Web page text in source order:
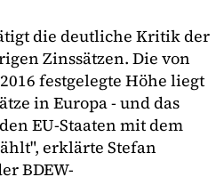
die deutliche Kritik der
Zinssätzen. Die von
festgelegte Höhe liegt
in Europa - und das
EU-Staaten mit dem
erklärte Stefan
BDEW-